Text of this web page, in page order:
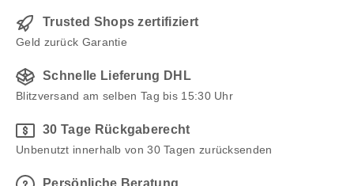
Trusted Shops zertifiziert
Geld zurück Garantie
Schnelle Lieferung DHL
Blitzversand am selben Tag bis 15:30 Uhr
30 Tage Rückgaberecht
Unbenutzt innerhalb von 30 Tagen zurücksenden